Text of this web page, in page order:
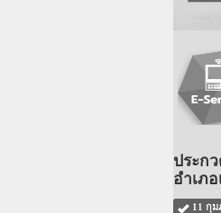
ประก
อำเภ
11 กุม